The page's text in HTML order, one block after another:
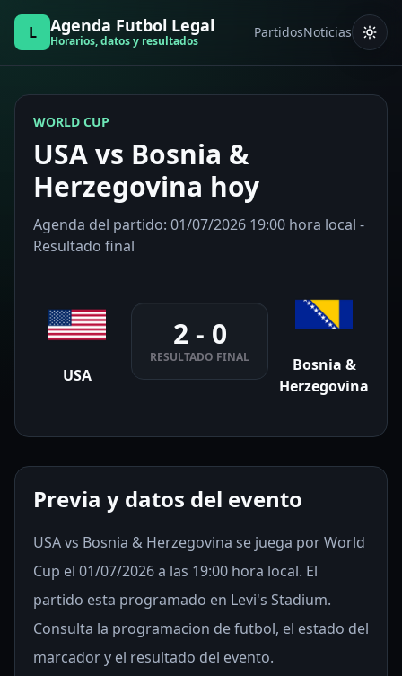
L Agenda Futbol Legal
Horarios, datos y resultados
PartidosNoticias
WORLD CUP
USA vs Bosnia &
Herzegovina hoy
Agenda del partido: 01/07/2026 19:00 hora local -
Resultado final
USA
2 - 0
RESULTADO FINAL
Bosnia &
Herzegovina
Previa y datos del evento
USA vs Bosnia & Herzegovina se juega por World
Cup el 01/07/2026 a las 19:00 hora local. El
partido esta programado en Levi's Stadium.
Consulta la programacion de futbol, el estado del
marcador y el resultado del evento.